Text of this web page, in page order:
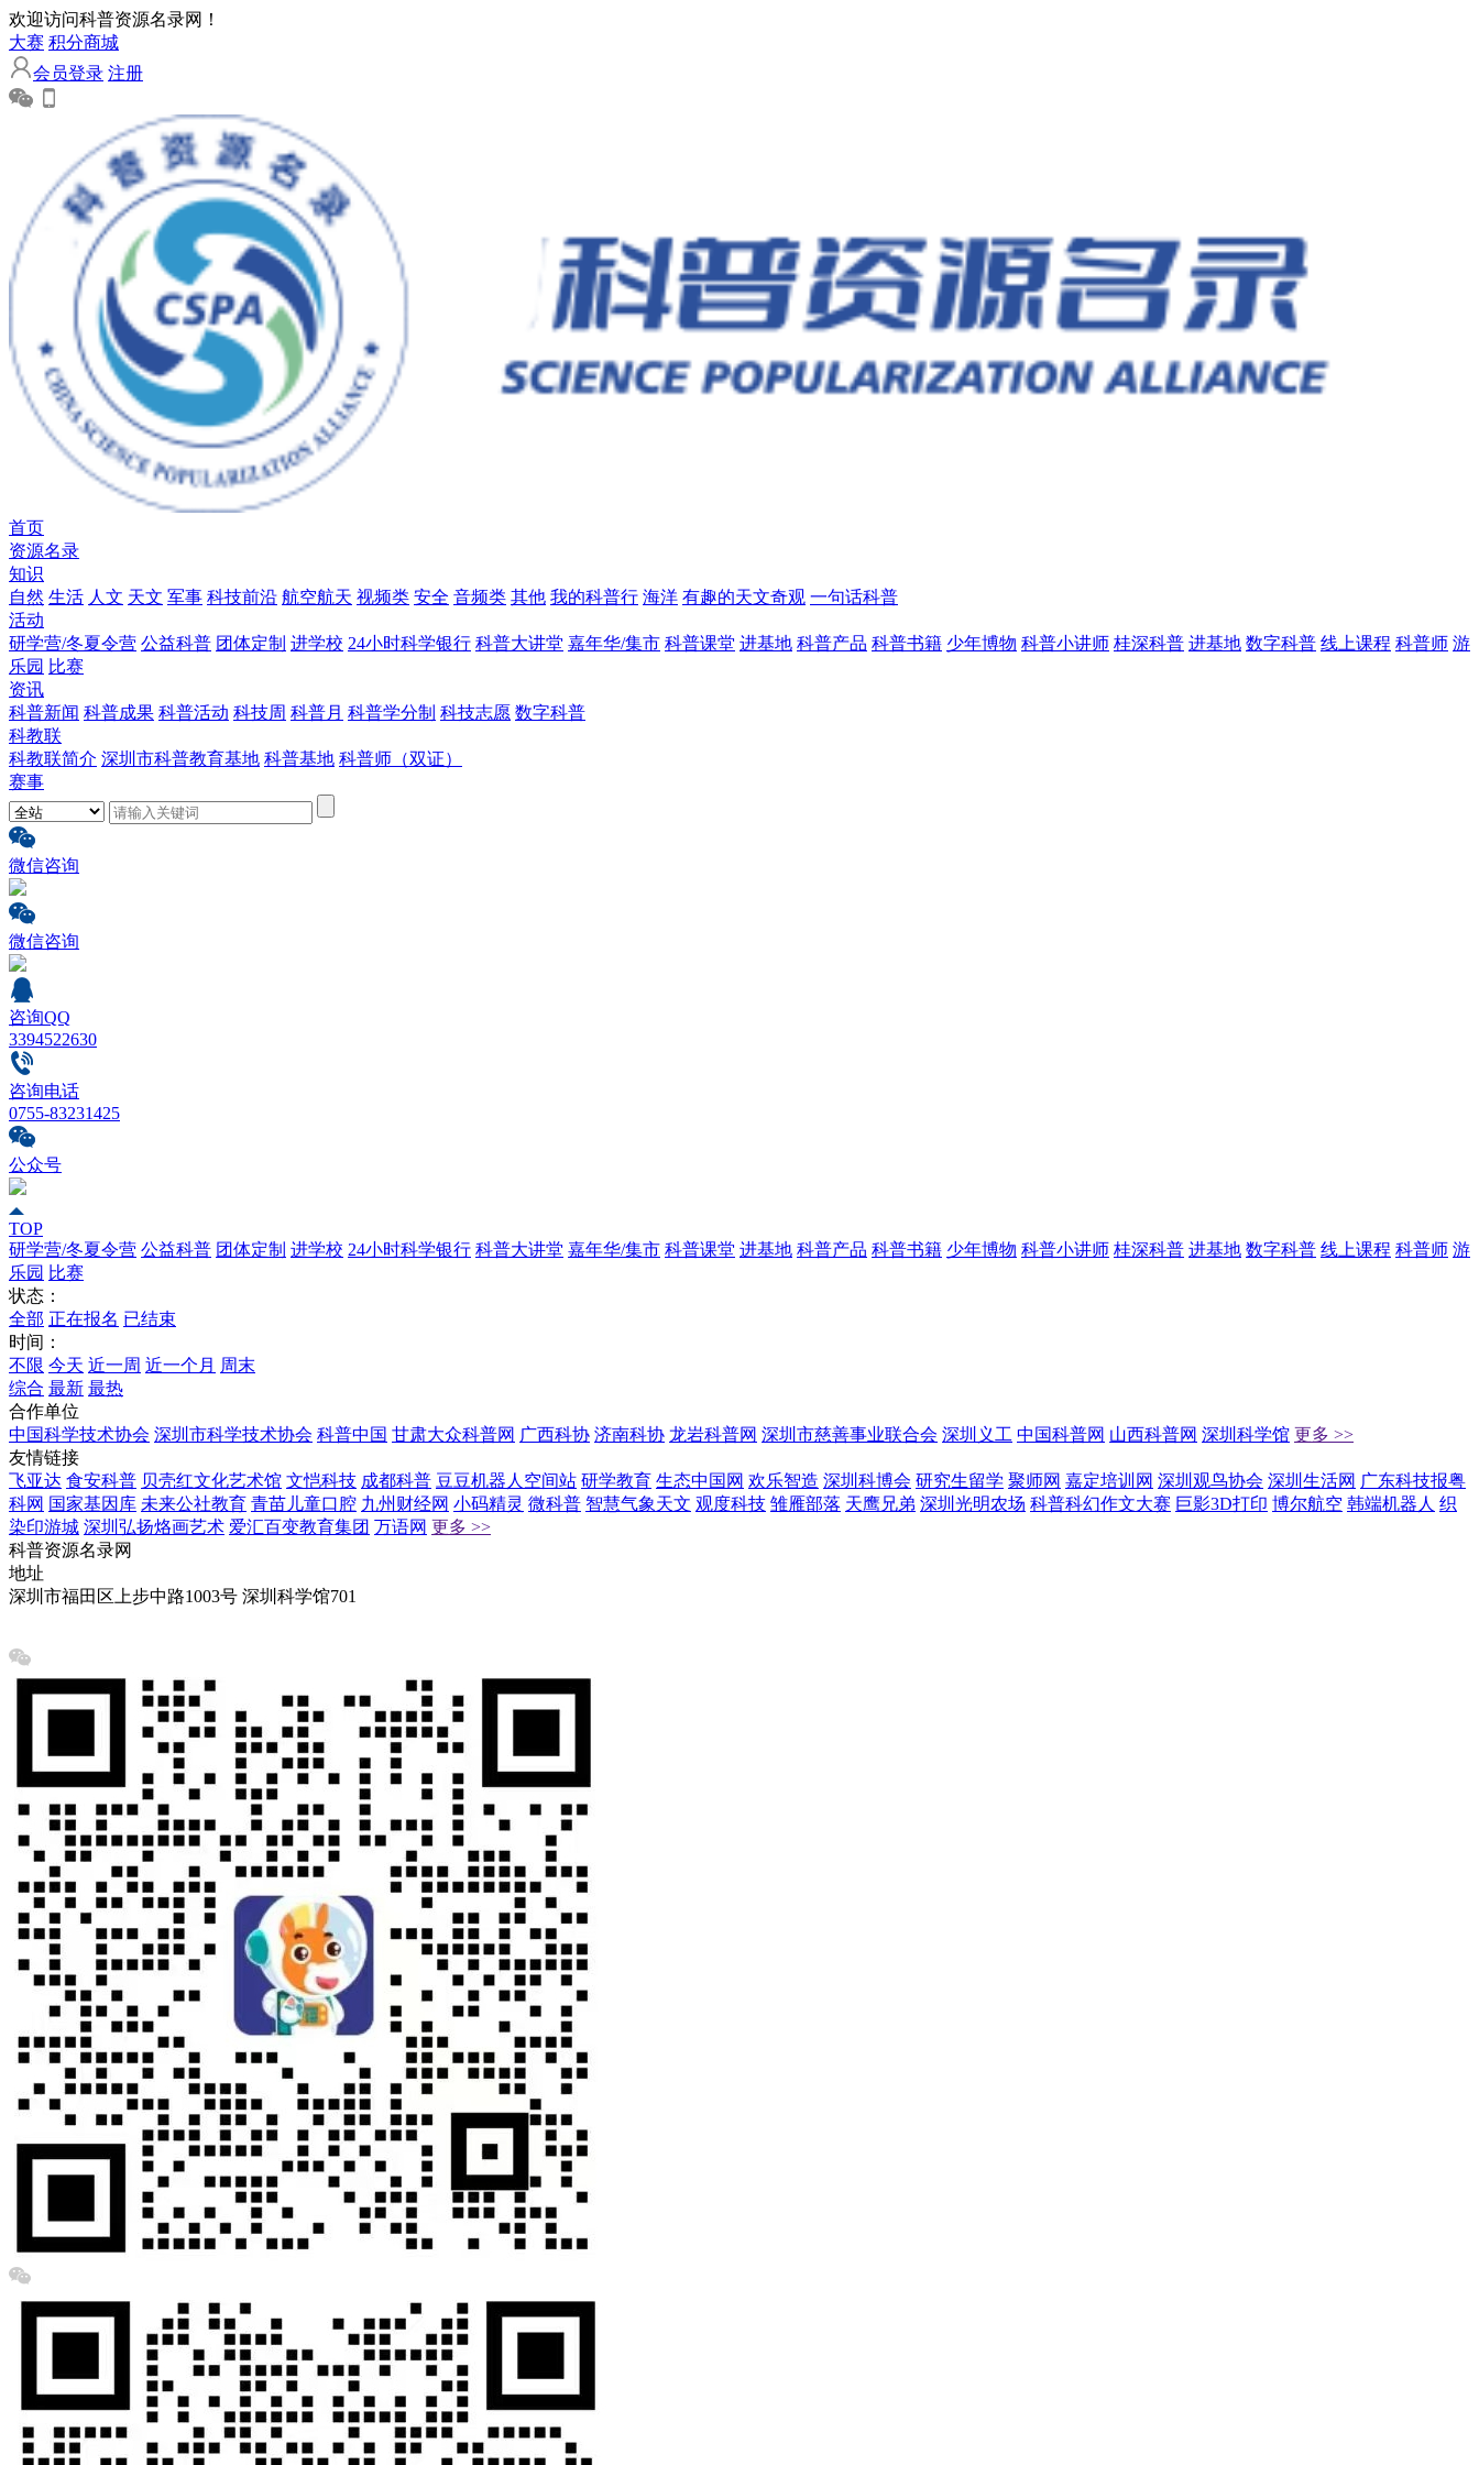
欢迎访问科普资源名录网！
大赛 积分商城
会员登录 注册
首页
资源名录
知识
自然 生活 人文 天文 军事 科技前沿 航空航天 视频类 安全 音频类 其他 我的科普行 海洋 有趣的天文奇观 一句话科普
活动
研学营/冬夏令营 公益科普 团体定制 进学校 24小时科学银行 科普大讲堂 嘉年华/集市 科普课堂 进基地 科普产品 科普书籍 少年博物 科普小讲师 桂深科普 进基地 数字科普 线上课程 科普师 游
乐园 比赛
资讯
科普新闻 科普成果 科普活动 科技周 科普月 科普学分制 科技志愿 数字科普
科教联
科教联简介 深圳市科普教育基地 科普基地 科普师（双证）
赛事
微信咨询
微信咨询
咨询QQ
3394522630
咨询电话
0755-83231425
公众号
TOP
研学营/冬夏令营 公益科普 团体定制 进学校 24小时科学银行 科普大讲堂 嘉年华/集市 科普课堂 进基地 科普产品 科普书籍 少年博物 科普小讲师 桂深科普 进基地 数字科普 线上课程 科普师 游
乐园 比赛
状态：
全部 正在报名 已结束
时间：
不限 今天 近一周 近一个月 周末
综合 最新 最热
合作单位
中国科学技术协会 深圳市科学技术协会 科普中国 甘肃大众科普网 广西科协 济南科协 龙岩科普网 深圳市慈善事业联合会 深圳义工 中国科普网 山西科普网 深圳科学馆 更多 >>
友情链接
飞亚达 食安科普 贝壳红文化艺术馆 文恺科技 成都科普 豆豆机器人空间站 研学教育 生态中国网 欢乐智造 深圳科博会 研究生留学 聚师网 嘉定培训网 深圳观鸟协会 深圳生活网 广东科技报粤
科网 国家基因库 未来公社教育 青苗儿童口腔 九州财经网 小码精灵 微科普 智慧气象天文 观度科技 雏雁部落 天鹰兄弟 深圳光明农场 科普科幻作文大赛 巨影3D打印 博尔航空 韩端机器人 织
染印游城 深圳弘扬烙画艺术 爱汇百变教育集团 万语网 更多 >>
科普资源名录网
地址
深圳市福田区上步中路1003号 深圳科学馆701